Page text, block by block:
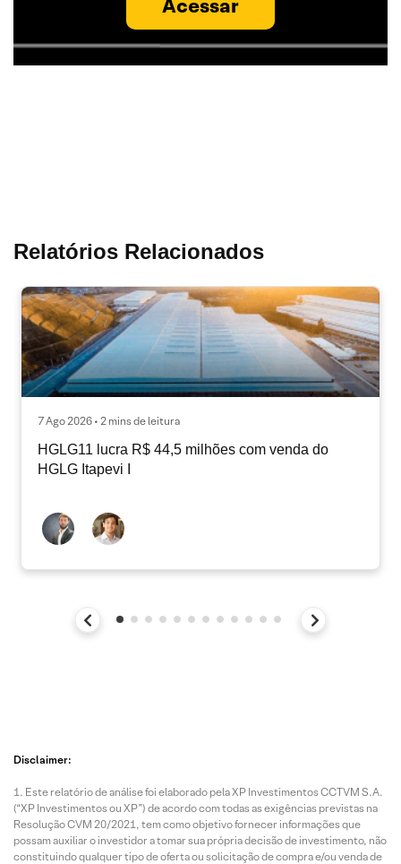
Acessar
Relatórios Relacionados
7 Ago 2026 • 2 mins de leitura
HGLG11 lucra R$ 44,5 milhões com venda do
HGLG Itapevi I
Disclaimer:
Este relatório de análise foi elaborado pela XP Investimentos CCTVM S.A.
(“XP Investimentos ou XP”) de acordo com todas as exigências previstas na
Resolução CVM 20/2021, tem como objetivo fornecer informações que
possam auxiliar o investidor a tomar sua própria decisão de investimento, não
constituindo qualquer tipo de oferta ou solicitação de compra e/ou venda de